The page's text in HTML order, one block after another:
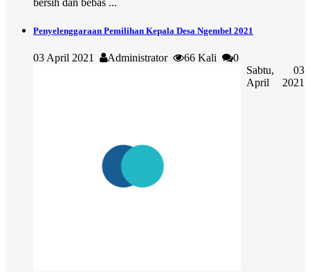
Penyelenggaraan Pemilihan Kepala Desa Ngembel 2021
03 April 2021 Administrator 66 Kali
0
Sabtu, 03
April 2021